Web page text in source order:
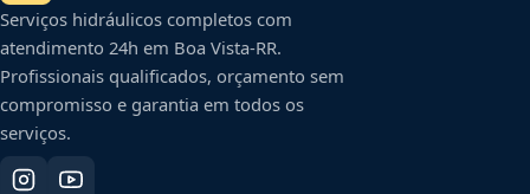
Serviços hidráulicos completos com
atendimento 24h em Boa Vista-RR.
Profissionais qualificados, orçamento sem
compromisso e garantia em todos os
serviços.